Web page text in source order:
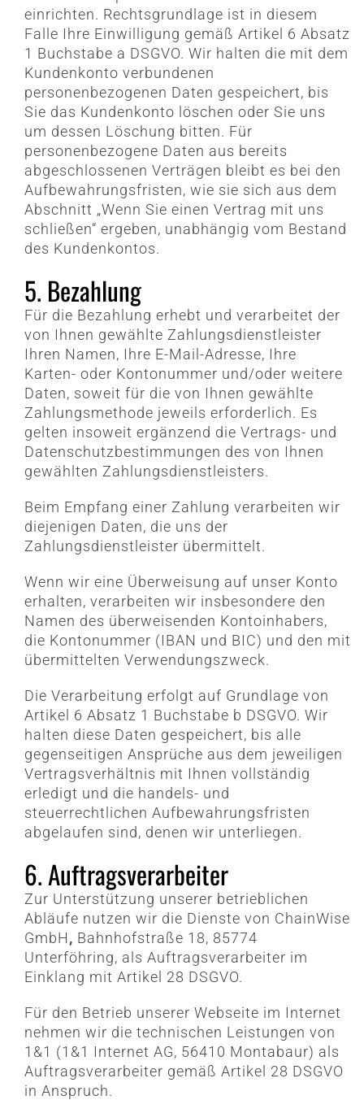
einrichten. Rechtsgrundlage ist in diesem
Falle Ihre Einwilligung gemäß Artikel 6 Absatz
1 Buchstabe a DSGVO. Wir halten die mit dem
Kundenkonto verbundenen
personenbezogenen Daten gespeichert, bis
Sie das Kundenkonto löschen oder Sie uns
um dessen Löschung bitten. Für
personenbezogene Daten aus bereits
abgeschlossenen Verträgen bleibt es bei den
Aufbewahrungsfristen, wie sie sich aus dem
Abschnitt „Wenn Sie einen Vertrag mit uns
schließen“ ergeben, unabhängig vom Bestand
des Kundenkontos.
5. Bezahlung
Für die Bezahlung erhebt und verarbeitet der
von Ihnen gewählte Zahlungsdienstleister
Ihren Namen, Ihre E-Mail-Adresse, Ihre
Karten- oder Kontonummer und/oder weitere
Daten, soweit für die von Ihnen gewählte
Zahlungsmethode jeweils erforderlich. Es
gelten insoweit ergänzend die Vertrags- und
Datenschutzbestimmungen des von Ihnen
gewählten Zahlungsdienstleisters.
Beim Empfang einer Zahlung verarbeiten wir
diejenigen Daten, die uns der
Zahlungsdienstleister übermittelt.
Wenn wir eine Überweisung auf unser Konto
erhalten, verarbeiten wir insbesondere den
Namen des überweisenden Kontoinhabers,
die Kontonummer (IBAN und BIC) und den mit
übermittelten Verwendungszweck.
Die Verarbeitung erfolgt auf Grundlage von
Artikel 6 Absatz 1 Buchstabe b DSGVO. Wir
halten diese Daten gespeichert, bis alle
gegenseitigen Ansprüche aus dem jeweiligen
Vertragsverhältnis mit Ihnen vollständig
erledigt und die handels- und
steuerrechtlichen Aufbewahrungsfristen
abgelaufen sind, denen wir unterliegen.
6. Auftragsverarbeiter
Zur Unterstützung unserer betrieblichen
Abläufe nutzen wir die Dienste von ChainWise
GmbH, Bahnhofstraße 18, 85774
Unterföhring, als Auftragsverarbeiter im
Einklang mit Artikel 28 DSGVO.
Für den Betrieb unserer Webseite im Internet
nehmen wir die technischen Leistungen von
1&1 (1&1 Internet AG, 56410 Montabaur) als
Auftragsverarbeiter gemäß Artikel 28 DSGVO
in Anspruch.